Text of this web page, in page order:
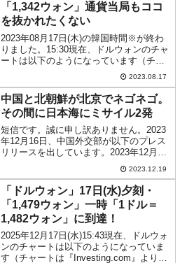
「1,342ウォン」通貨当局もココ
を抜かれたくない
2023年08月17日(木)の韓国時間※が終わ
りました。15:30現在、ドルウォンのチャ
ートは以下のようになっています（チャ
ートは『Investing.com』より引用）。す
るすると「1ドル＝1,340ウォン」を突破
しまして……これ以上ウォ...
2023.08.17
中国と北朝鮮が北京でネゴネゴ。
その間に日本海にミサイル2発
短信です。誠に申し訳ありません。2023
年12月16日、中国外交部が以下のプレス
リリースを出しています。2023年12月15
日、孫衛東外交部副部長は北京で北朝鮮
の朴明浩外務次官と協議を行った。双方
は、来年の中朝国交樹立75周年を契機
に、両国...
2023.12.19
「ドルウォン」17日(水)夕刻・
「1,479ウォン」一時「1ドル＝
1,482ウォン」に到達！
2025年12月17日(水)15:43現在、ドルウォ
ンのチャートは以下のようになっていま
す（チャートは『Investing.com』より引